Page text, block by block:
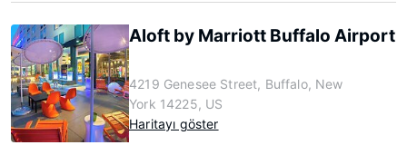
Aloft by Marriott Buffalo Airport
4219 Genesee Street, Buffalo, New
York 14225, US
Haritayı göster